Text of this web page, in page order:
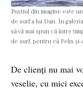
Puştiul din imagine este
de surf a lui Dan. În
să vă mai spun că între
de surf, pentru că Felix
De clienţi nu mai
veselie, cu mici